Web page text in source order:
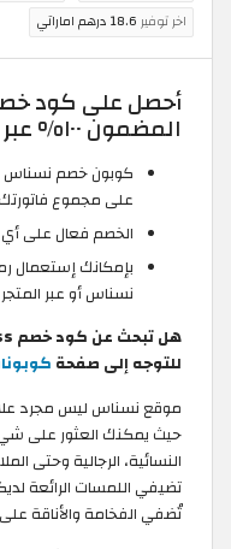
اخر توفير 18.6 درهم اماراتي
أحصل على كود
المضمون ١٠٠% عبر موقعنا
على مجموع فاتورتك
الخصم فعال على
بإمكانك إستعمال
نسناس أو عبر المتجر
للتوجه إلى صفحة
موقع نسناس ليس مجرد
حيث يمكنك العثور على شيء
النسائية، الرجالية وحتى
تضيفي اللمسات الرائعة
تُضفي الفخامة والأناقة